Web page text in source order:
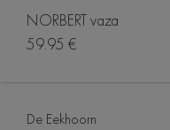
NORBERT vaza
59.95 €
De Eekhoorn